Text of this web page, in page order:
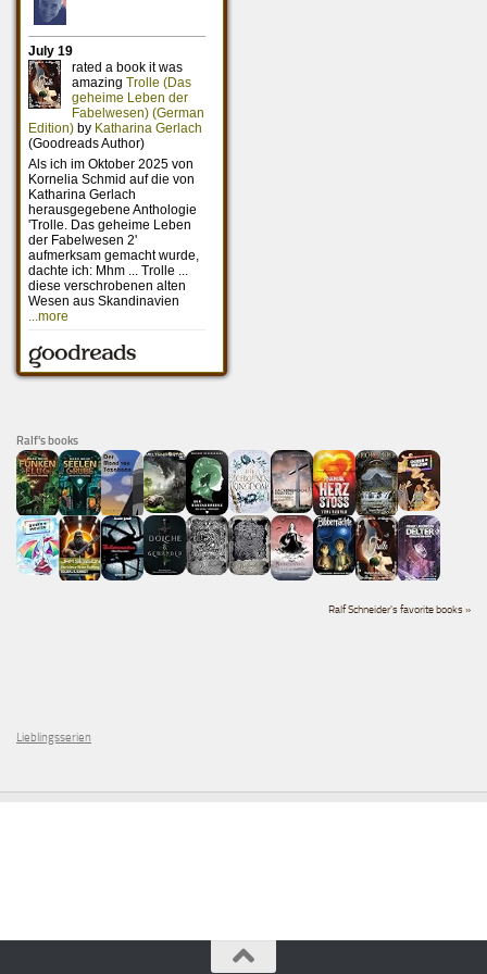
Ralf's books
Ralf Schneider's favorite books »
Lieblingsserien